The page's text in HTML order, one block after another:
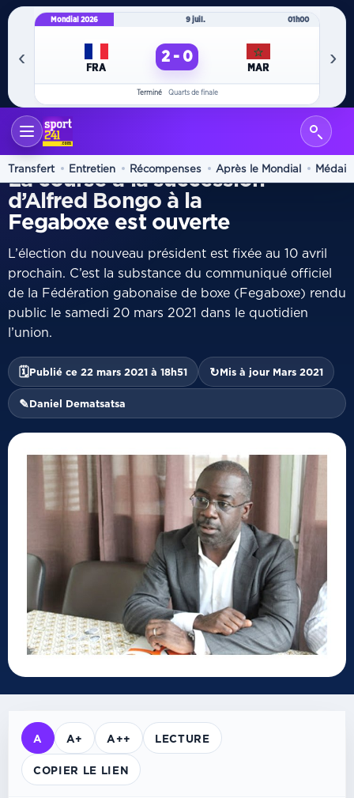
‹
Mondial 2026 9 juil. 01h00
FRA
2 - 0
MAR
Terminé Quarts de finale
›
Transfert Entretien Récompenses Après le Mondial
ACCUEIL
VIE DES FÉDÉRATIONS
La course à la succession
d’Alfred Bongo à la
Fegaboxe est ouverte
L’élection du nouveau président est fixée au 10 avril
prochain. C’est la substance du communiqué officiel
de la Fédération gabonaise de boxe (Fegaboxe) rendu
public le samedi 20 mars 2021 dans le quotidien
l’union.
🗓Publié ce 22 mars 2021 à 18h51 ↻Mis à jour Mars 2021
✎Daniel Dematsatsa
A A+ A++ LECTURE
COPIER LE LIEN